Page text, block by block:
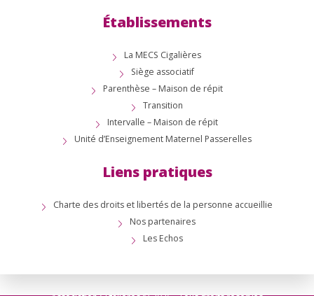
Établissements
La MECS Cigalières
Siège associatif
Parenthèse – Maison de répit
Transition
Intervalle – Maison de répit
Unité d’Enseignement Maternel Passerelles
Liens pratiques
Charte des droits et libertés de la personne accueillie
Nos partenaires
Les Echos